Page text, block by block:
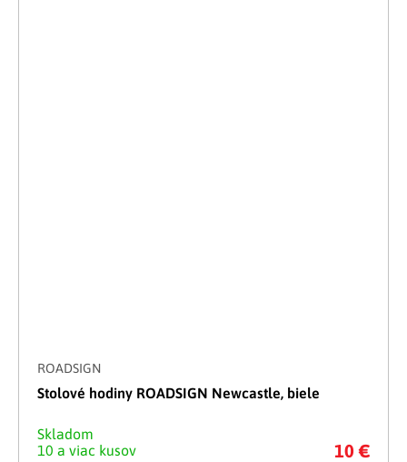
ROADSIGN
Stolové hodiny ROADSIGN Newcastle, biele
Skladom
10 a viac kusov
10 €